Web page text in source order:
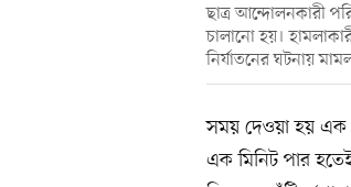
ছাত্র আন্দোলনকারী
চালানো হয়।
নির্যাতনের ঘটনায়
সময় দেওয়া হয় এক
এক মিনিট পার